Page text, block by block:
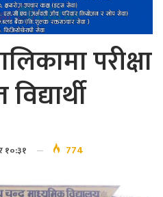
परीक्षा
१०:३१ 774